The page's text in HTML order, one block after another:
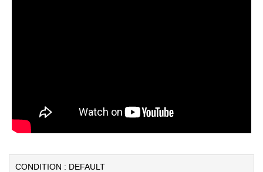
CONDITION : DEFAULT